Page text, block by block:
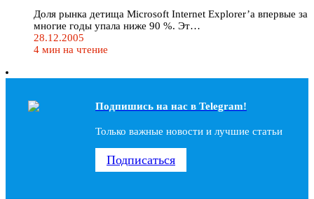
Доля рынка детища Microsoft Internet Explorer’а впервые за
многие годы упала ниже 90 %. Эт…
28.12.2005
4 мин на чтение
Подпишись на наc в Telegram!
Только важные новости и лучшие статьи
Подписаться